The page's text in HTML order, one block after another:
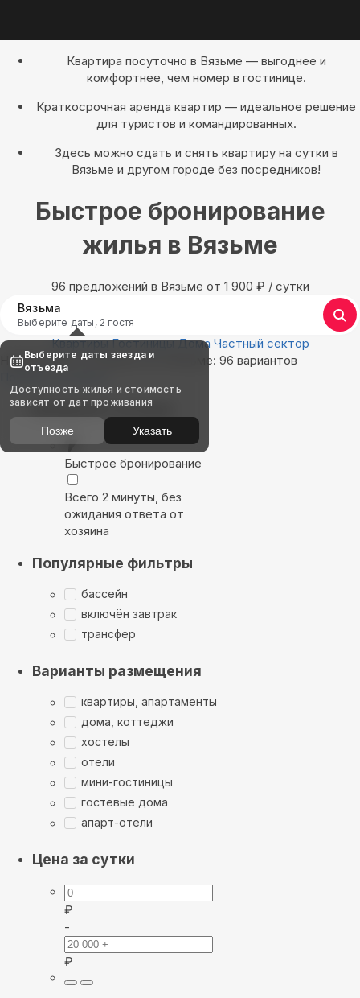
Квартира посуточно в Вязьме — выгоднее и
комфортнее, чем номер в гостинице.
Краткосрочная аренда квартир — идеальное решение
для туристов и командированных.
Здесь можно сдать и снять квартиру на сутки в
Вязьме и другом городе без посредников!
Быстрое бронирование
жилья в Вязьме
96 предложений в Вязьме oт 1 900 ₽ / сутки
Вязьма
Выберите даты, 2 гостя
Квартиры Гостиницы Дома Частный сектор
Найдём, где остановиться в Вязьме: 96 вариантов
Показать на карте
Выбирайте лучшее
Быстрое бронирование
Всего 2 минуты, без
ожидания ответа от
хозяина
Популярные фильтры
бассейн
включён завтрак
трансфер
Варианты размещения
квартиры, апартаменты
дома, коттеджи
хостелы
отели
мини-гостиницы
гостевые дома
апарт-отели
Цена за сутки
₽
-
₽
Выберите даты заезда и
отъезда
Доступность жилья и стоимость
зависят от дат проживания
Позже Указать